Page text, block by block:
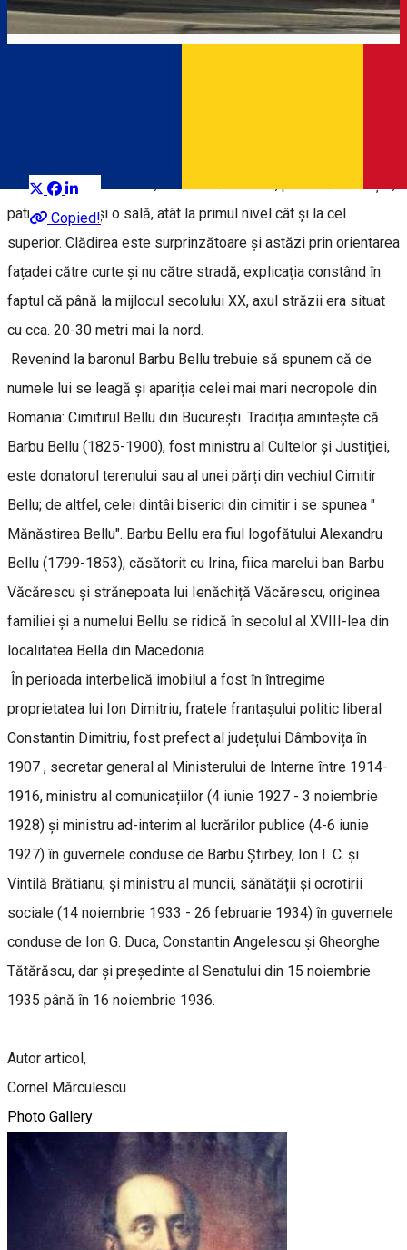
Română
Copied!
Casa Baron Barbu Bellu, construită în 1830, prezintă un foișor,
patru încăperi și o sală, atât la primul nivel cât și la cel
superior. Clădirea este surprinzătoare și astăzi prin orientarea
fațadei către curte și nu către stradă, explicația constând în
faptul că până la mijlocul secolului XX, axul străzii era situat
cu cca. 20-30 metri mai la nord.
Revenind la baronul Barbu Bellu trebuie să spunem că de
numele lui se leagă și apariția celei mai mari necropole din
Romania: Cimitirul Bellu din București. Tradiția amintește că
Barbu Bellu (1825-1900), fost ministru al Cultelor și Justiției,
este donatorul terenului sau al unei părți din vechiul Cimitir
Bellu; de altfel, celei dintâi biserici din cimitir i se spunea "
Mănăstirea Bellu". Barbu Bellu era fiul logofătului Alexandru
Bellu (1799-1853), căsătorit cu Irina, fiica marelui ban Barbu
Văcărescu și strănepoata lui Ienăchiță Văcărescu, originea
familiei și a numelui Bellu se ridică în secolul al XVIII-lea din
localitatea Bella din Macedonia.
În perioada interbelică imobilul a fost în întregime
proprietatea lui Ion Dimitriu, fratele frantașului politic liberal
Constantin Dimitriu, fost prefect al județului Dâmbovița în
1907 , secretar general al Ministerului de Interne între 1914-
1916, ministru al comunicațiilor (4 iunie 1927 - 3 noiembrie
1928) și ministru ad-interim al lucrărilor publice (4-6 iunie
1927) în guvernele conduse de Barbu Știrbey, Ion I. C. și
Vintilă Brătianu; și ministru al muncii, sănătății și ocrotirii
sociale (14 noiembrie 1933 - 26 februarie 1934) în guvernele
conduse de Ion G. Duca, Constantin Angelescu și Gheorghe
Tătărăscu, dar și președinte al Senatului din 15 noiembrie
1935 până în 16 noiembrie 1936.
Autor articol,
Cornel Mărculescu
Photo Gallery